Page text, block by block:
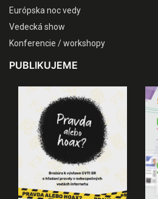
Európska noc vedy
Vedecká show
Konferencie / workshopy
PUBLIKUJEME